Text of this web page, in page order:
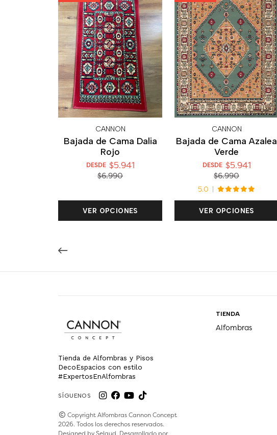
CANNON
Bajada de Cama Dalia
Rojo
DESDE $5.941
$6.990
VER OPCIONES
CANNON
Bajada de Cama Azalea
Verde
DESDE $5.941
$6.990
5.0
VER OPCIONES
Tienda de Alfombras y Pisos
DecoEspacios con estilo
#ExpertosEnAlfombras
SÍGUENOS
Copyright Alfombras Cannon Concept
2026. Todos los derechos reservados.
Designed bySelgud. Desarrollado por
TIENDA
Alfombras